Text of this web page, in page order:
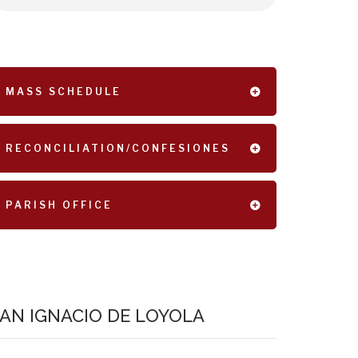
MASS SCHEDULE
RECONCILIATION/CONFESIONES
PARISH OFFICE
IGNACIO DE LOYOLA